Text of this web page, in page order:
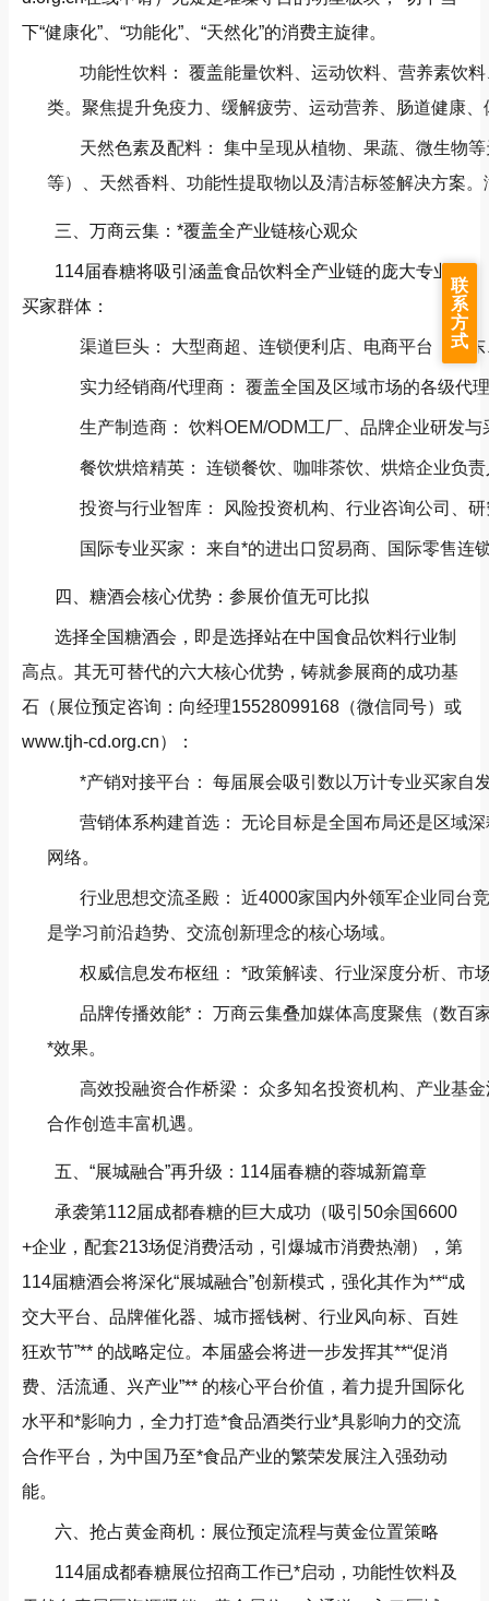
下“健康化”、“功能化”、“天然化”的消费主旋律。
功能性饮料： 覆盖能量饮料、运动饮料、营养素饮
类。聚焦提升免疫力、缓解疲劳、运动营养、肠道健康
天然色素及配料： 集中呈现从植物、果蔬、微生物
等）、天然香料、功能性提取物以及清洁标签解决方案
三、万商云集：*覆盖全产业链核心观众
114届春糖将吸引涵盖食品饮料全产业链的庞大专业
买家群体：
渠道巨头： 大型商超、连锁便利店、电商平台（京
实力经销商/代理商： 覆盖全国及区域市场的各级代
生产制造商： 饮料OEM/ODM工厂、品牌企业研发
餐饮烘焙精英： 连锁餐饮、咖啡茶饮、烘焙企业负
投资与行业智库： 风险投资机构、行业咨询公司、
国际专业买家： 来自*的进出口贸易商、国际零售连
四、糖酒会核心优势：参展价值无可比拟
选择全国糖酒会，即是选择站在中国食品饮料行业制
高点。其无可替代的六大核心优势，铸就参展商的成功基
石（展位预定咨询：向经理15528099168（微信同号）或
www.tjh-cd.org.cn）：
*产销对接平台： 每届展会吸引数以万计专业买家自
营销体系构建首选： 无论目标是全国布局还是区域
网络。
行业思想交流圣殿： 近4000家国内外领军企业同台
是学习前沿趋势、交流创新理念的核心场域。
权威信息发布枢纽： *政策解读、行业深度分析、市
品牌传播效能*： 万商云集叠加媒体高度聚焦（数百
*效果。
高效投融资合作桥梁： 众多知名投资机构、产业基
合作创造丰富机遇。
五、“展城融合”再升级：114届春糖的蓉城新篇章
承袭第112届成都春糖的巨大成功（吸引50余国6600
+企业，配套213场促消费活动，引爆城市消费热潮），第
114届糖酒会将深化“展城融合”创新模式，强化其作为**“成
交大平台、品牌催化器、城市摇钱树、行业风向标、百姓
狂欢节”** 的战略定位。本届盛会将进一步发挥其**“促消
费、活流通、兴产业”** 的核心平台价值，着力提升国际化
水平和*影响力，全力打造*食品酒类行业*具影响力的交流
合作平台，为中国乃至*食品产业的繁荣发展注入强劲动
能。
六、抢占黄金商机：展位预定流程与黄金位置策略
114届成都春糖展位招商工作已*启动，功能性饮料及
联
系
方
式